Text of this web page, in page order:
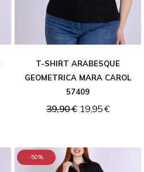
T-SHIRT ARABESQUE
GEOMETRICA MARA CAROL
57409
39,90 € 19,95 €
-50%